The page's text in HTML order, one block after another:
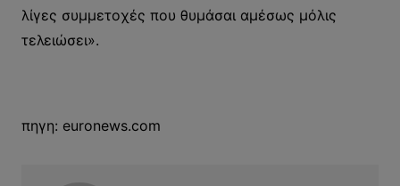
λίγες συμμετοχές που θυμάσαι αμέσως μόλις
τελειώσει».
πηγη: euronews.com